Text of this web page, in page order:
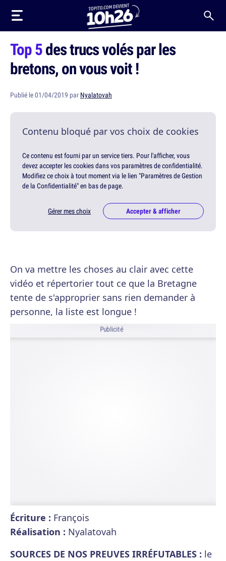
Top 5des trucs volés par les
bretons, on vous voit !
Publié le 01/04/2019 par Nyalatovah
Contenu bloqué par vos choix de cookies
Ce contenu est fourni par un service tiers. Pour l'afficher, vous
devez accepter les cookies dans vos paramètres de confidentialité.
Modifiez ce choix à tout moment via le lien "Paramètres de Gestion
de la Confidentialité" en bas de page.
Gérer mes choix Accepter & afficher
On va mettre les choses au clair avec cette
vidéo et répertorier tout ce que la Bretagne
tente de s'approprier sans rien demander à
personne, la liste est longue !
Publicité
Écriture : François
Réalisation : Nyalatovah
SOURCES DE NOS PREUVES IRRÉFUTABLES : le